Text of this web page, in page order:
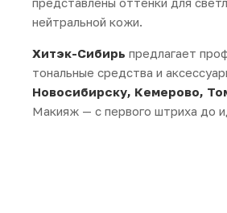
нейтральной кожи.
Хитэк-Сибирь предлагает
тональные средства и
Новосибирску, Кемерово,
Макияж — с первого штриха до